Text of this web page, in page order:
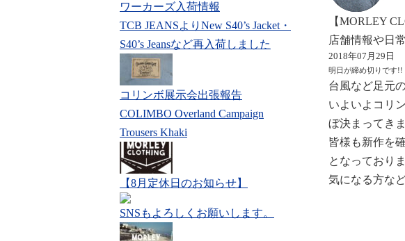
【MORLEY
店舗情報や日
2018年07月29日
明日が締め切りです!!
台風など足元
いよいよコリ
ぼ決まってき
皆様も新作を
となっておりま
気になる方な
ワーカーズ入荷情報
TCB JEANSよりNew S40’s Jacket・
S40’s Jeansなど再入荷しました
コリンボ展示会出張報告
COLIMBO Overland Campaign
Trousers Khaki
【8月定休日のお知らせ】
SNSもよろしくお願いします。